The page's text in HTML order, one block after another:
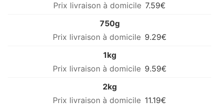
7.59€
750g
9.29€
1kg
9.59€
2kg
11.19€